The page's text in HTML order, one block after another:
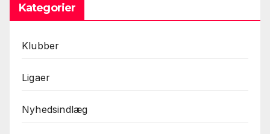
Kategorier
Klubber
Ligaer
Nyhedsindlæg